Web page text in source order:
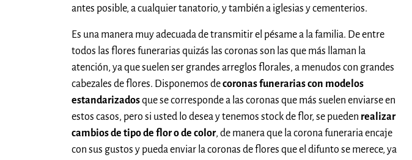
antes posible, a cualquier tanatorio, y también a iglesias y cementerios.
Es una manera muy adecuada de transmitir el pésame a la familia. De entre
todos las flores funerarias quizás las coronas son las que más llaman la
atención, ya que suelen ser grandes arreglos florales, a menudos con grandes
cabezales de flores. Disponemos decoronas funerarias con modelos
estandarizadosque se corresponde a las coronas que más suelen enviarse en
estos casos, pero si usted lo desea y tenemos stock de flor, se pueden realizar
cambios de tipo de flor o de color, de manera que la corona funeraria encaje
con sus gustos y pueda enviar la coronas de flores que el difunto se merece, ya